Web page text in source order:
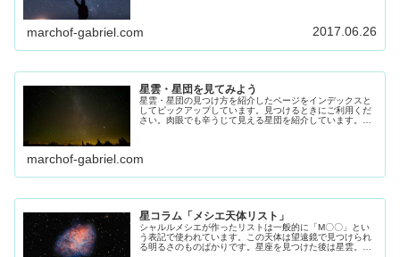
marchof-gabriel.com 2017.06.26
星雲・星団を見てみよう
星雲・星団の見つけ方を紹介したページをインデックスと
してピックアップしています。見つけるときにご利用くだ
さい。肉眼でも辛うじて見える星団を紹介しています。よ
marchof-gabriel.com
星コラム「メシエ天体リスト」
シャルルメシエが作ったリストは一般的に「M〇〇」とい
う表記で使われています。この天体は望遠鏡で見つけられ
る明るさのものばかりです。星座を見つけた後は星雲。星